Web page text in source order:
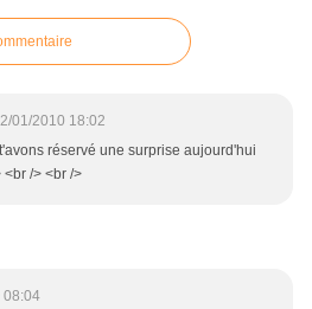
01/2010 18:02
réservé une surprise aujourd'hui
/> <br />
08:04